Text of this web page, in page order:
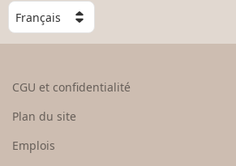
C
h
o
e
CGU et confidentialité
Plan du site
Emplois